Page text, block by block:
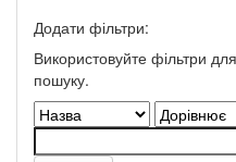
Додати фільтри:
Використовуйте фільтри
пошуку.